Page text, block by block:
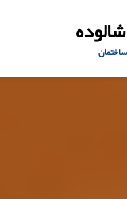
ساختمان